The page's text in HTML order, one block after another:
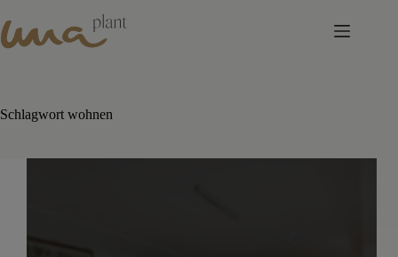
to
content
Schlagwort wohnen